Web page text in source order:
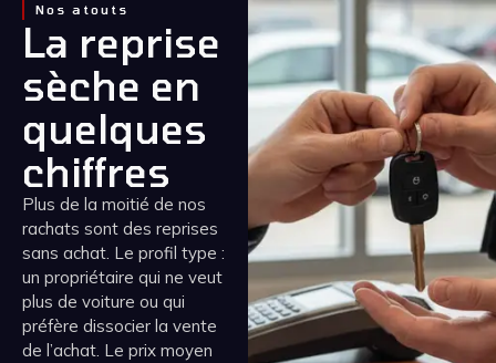
Nos atouts
La reprise
sèche en
quelques
chiffres
Plus de la moitié de nos
rachats sont des reprises
sans achat. Le profil type :
un propriétaire qui ne veut
plus de voiture ou qui
préfère dissocier la vente
de l’achat. Le prix moyen